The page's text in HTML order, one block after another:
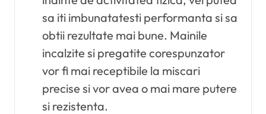
sa iti imbunatatesti performanta si sa
obtii rezultate mai bune. Mainile
incalzite si pregatite corespunzator
vor fi mai receptibile la miscari
precise si vor avea o mai mare putere
si rezistenta.